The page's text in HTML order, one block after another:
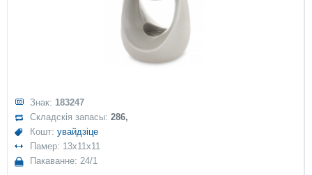
Знак: 183247
Складскія запасы:286,
Кошт:увайдзіце
Памер: 13x11x11
Пакаванне: 24/1